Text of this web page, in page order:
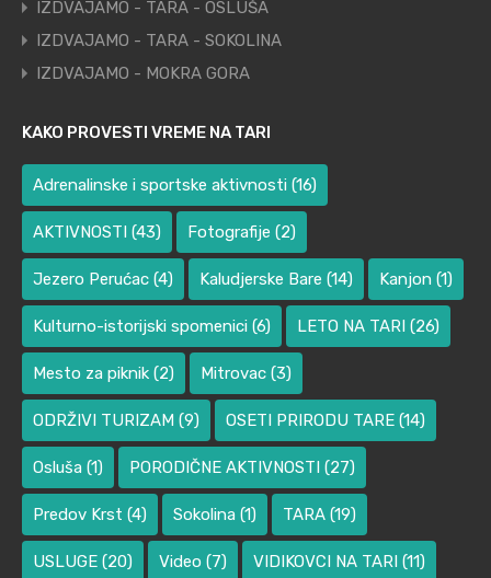
IZDVAJAMO - TARA - OSLUŠA
IZDVAJAMO - TARA - SOKOLINA
IZDVAJAMO - MOKRA GORA
KAKO PROVESTI VREME NA TARI
Adrenalinske i sportske aktivnosti (16)
AKTIVNOSTI (43) Fotografije (2)
Jezero Perućac (4) Kaludjerske Bare (14) Kanjon (1)
Kulturno-istorijski spomenici (6) LETO NA TARI (26)
Mesto za piknik (2) Mitrovac (3)
ODRŽIVI TURIZAM (9) OSETI PRIRODU TARE (14)
Osluša (1) PORODIČNE AKTIVNOSTI (27)
Predov Krst (4) Sokolina (1) TARA (19)
USLUGE (20) Video (7) VIDIKOVCI NA TARI (11)